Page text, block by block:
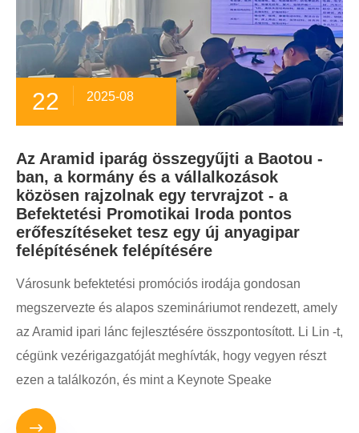
22 2025-08
Az Aramid iparág összegyűjti a Baotou -
ban, a kormány és a vállalkozások
közösen rajzolnak egy tervrajzot - a
Befektetési Promotikai Iroda pontos
erőfeszítéseket tesz egy új anyagipar
felépítésének felépítésére
Városunk befektetési promóciós irodája gondosan
megszervezte és alapos szemináriumot rendezett, amely
az Aramid ipari lánc fejlesztésére összpontosított. Li Lin -t,
cégünk vezérigazgatóját meghívták, hogy vegyen részt
ezen a találkozón, és mint a Keynote Speake
